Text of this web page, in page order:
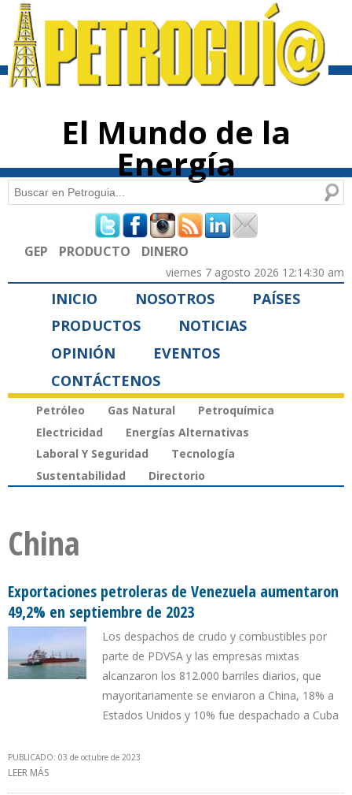
contenido
El Mundo de la
Energía
Formulario de búsqueda
Buscar
GEP PRODUCTO DINERO
viernes 7 agosto 2026 12:14:30 am
INICIO NOSOTROS
PAÍSES
PRODUCTOS
NOTICIAS
OPINIÓN
EVENTOS
CONTÁCTENOS
Petróleo Gas Natural
Petroquímica
Electricidad
Energías Alternativas
Laboral Y Seguridad
Tecnología
Sustentabilidad
Directorio
China
Exportaciones petroleras de Venezuela aumentaron
49,2% en septiembre de 2023
Los despachos de crudo y combustibles por
parte de PDVSA y las empresas mixtas
alcanzaron los 812.000 barriles diarios, que
mayoritariamente se enviaron a China, 18% a
Estados Unidos y 10% fue despachado a Cuba
PUBLICADO: 03 de octubre de 2023
LEER MÁS